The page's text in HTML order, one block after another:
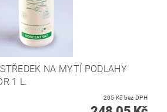
NA MYTÍ PODLAHY
1 L.
205 Kč bez DPH